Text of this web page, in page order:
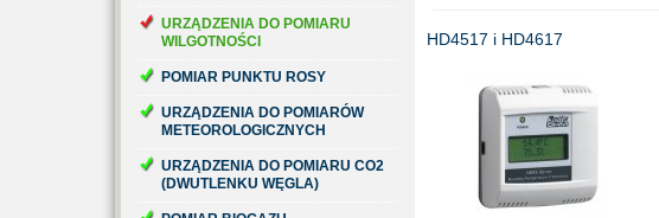
HD4517 i HD4617
URZĄDZENIA DO POMIARU
WILGOTNOŚCI
POMIAR PUNKTU ROSY
URZĄDZENIA DO POMIARÓW
METEOROLOGICZNYCH
URZĄDZENIA DO POMIARU CO2
(DWUTLENKU WĘGLA)